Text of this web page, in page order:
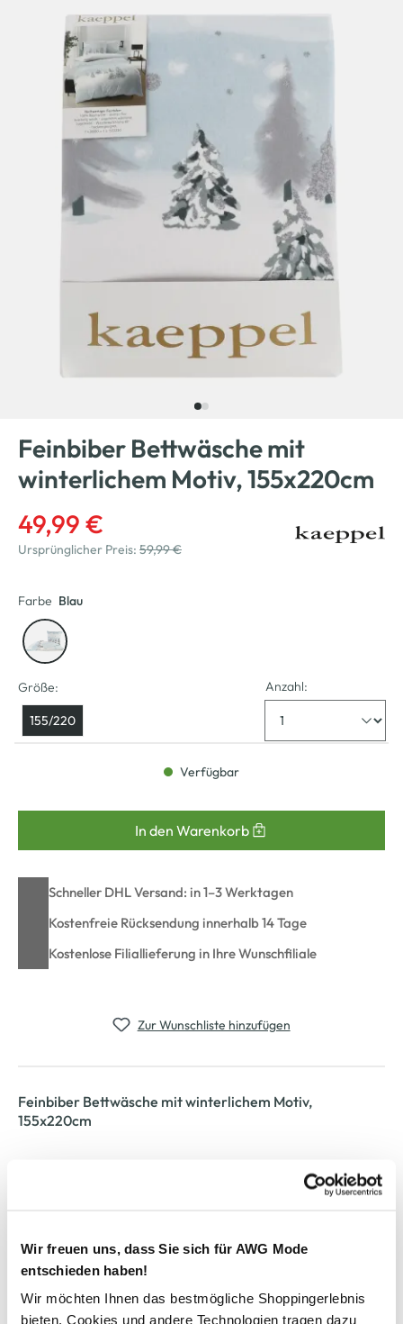
Wir freuen uns, dass Sie sich für AWG Mode
entschieden haben!
Wir möchten Ihnen das bestmögliche Shoppingerlebnis
bieten. Cookies und andere Technologien tragen dazu
Feinbiber Bettwäsche mit
winterlichem Motiv, 155x220cm
49,99 €
Ursprünglicher Preis: 59,99 €
Farbe Blau
Größe:
155/220
Anzahl:
Verfügbar
In den Warenkorb
Schneller DHL Versand: in 1–3 Werktagen
Kostenfreie Rücksendung innerhalb 14 Tage
Kostenlose Filiallieferung in Ihre Wunschfiliale
Zur Wunschliste hinzufügen
Feinbiber Bettwäsche mit winterlichem Motiv,
155x220cm
Kissen: 80x80cm
Bettbezug: 155x220cm